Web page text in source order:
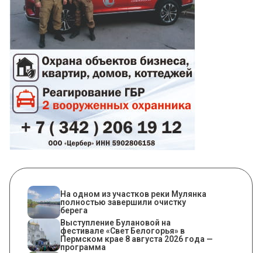
На одном из участков реки Мулянка
полностью завершили очистку
берега
Выступление Булановой на
фестивале «Свет Белогорья» в
Пермском крае 8 августа 2026 года —
программа